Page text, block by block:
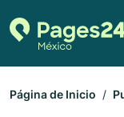
Página de Inicio